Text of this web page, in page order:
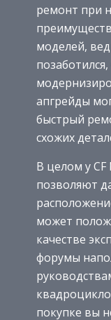
ремонт при
моделей,
апгрейды
быстрый
схожих
В целом у CF
позволяют
может
качестве
форумы
покупке вы